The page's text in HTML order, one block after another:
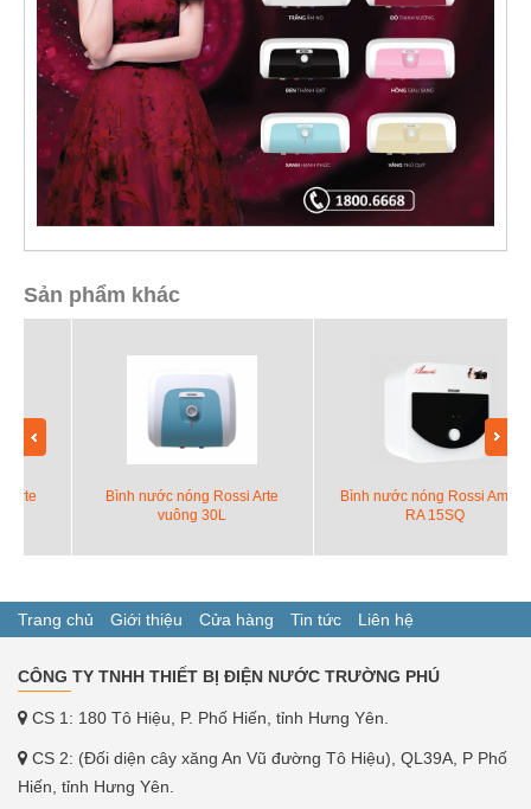
Sản phẩm khác
Bình nước nóng Rossi Arte
vuông 30L
Bình nước nóng Rossi Amore
RA 15SQ
Trang chủ Giới thiệu Cửa hàng Tin tức Liên hệ
CÔNG TY TNHH THIẾT BỊ ĐIỆN NƯỚC TRƯỜNG PHÚ
CS 1: 180 Tô Hiệu, P. Phố Hiến, tỉnh Hưng Yên.
CS 2: (Đối diện cây xăng An Vũ đường Tô Hiệu), QL39A, P Phố
Hiến, tỉnh Hưng Yên.